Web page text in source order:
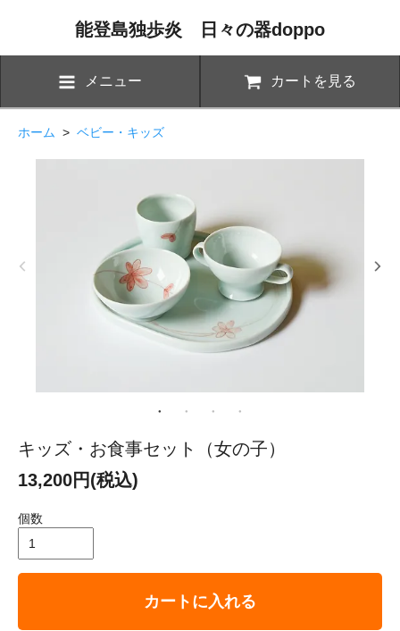
能登島独歩炎 日々の器doppo
メニュー カートを見る
ホーム > ベビー・キッズ
キッズ・お食事セット（女の子）
13,200円(税込)
個数
カートに入れる